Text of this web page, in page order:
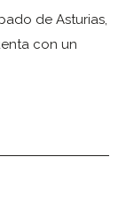
de Asturias,
con un